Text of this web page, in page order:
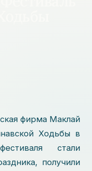
фирма Маклай
Ходьбы в
стали
получили